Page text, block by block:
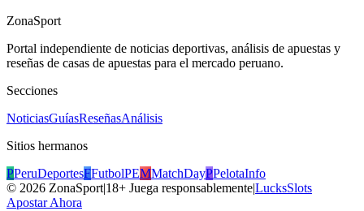
ZonaSport
Portal independiente de noticias deportivas, análisis de apuestas y
reseñas de casas de apuestas para el mercado peruano.
Secciones
NoticiasGuíasReseñasAnálisis
Sitios hermanos
PPeruDeportesFFutbolPEMMatchDayPPelotaInfo
© 2026 ZonaSport|18+ Juega responsablemente|LucksSlots
Apostar Ahora